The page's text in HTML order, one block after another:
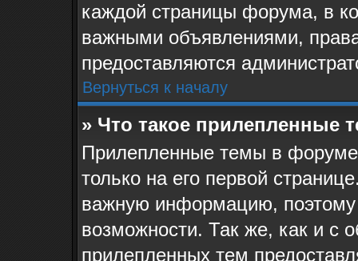
каждой страницы форума, в
важными объявлениями,
предоставляются
Вернуться к началу
» Что такое прилепленные
Прилепленные темы в форуме
только на его первой
важную информацию,
возможности. Так же, как и с
прилепленных тем